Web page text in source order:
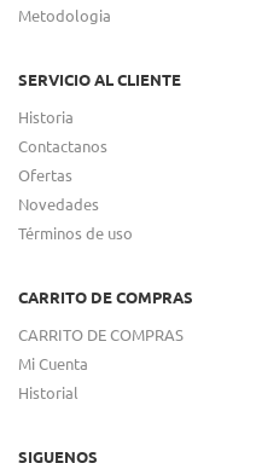
Metodologia
SERVICIO AL CLIENTE
Historia
Contactanos
Ofertas
Novedades
Términos de uso
CARRITO DE COMPRAS
CARRITO DE COMPRAS
Mi Cuenta
Historial
SIGUENOS